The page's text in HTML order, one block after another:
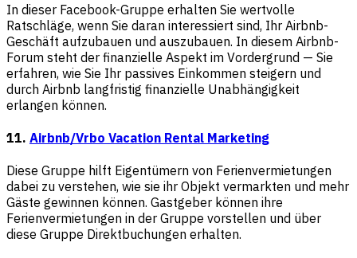
In dieser Facebook-Gruppe erhalten Sie wertvolle
Ratschläge, wenn Sie daran interessiert sind, Ihr Airbnb-
Geschäft aufzubauen und auszubauen. In diesem Airbnb-
Forum steht der finanzielle Aspekt im Vordergrund — Sie
erfahren, wie Sie Ihr passives Einkommen steigern und
durch Airbnb langfristig finanzielle Unabhängigkeit
erlangen können.
11. Airbnb/Vrbo Vacation Rental Marketing
Diese Gruppe hilft Eigentümern von Ferienvermietungen
dabei zu verstehen, wie sie ihr Objekt vermarkten und mehr
Gäste gewinnen können. Gastgeber können ihre
Ferienvermietungen in der Gruppe vorstellen und über
diese Gruppe Direktbuchungen erhalten.